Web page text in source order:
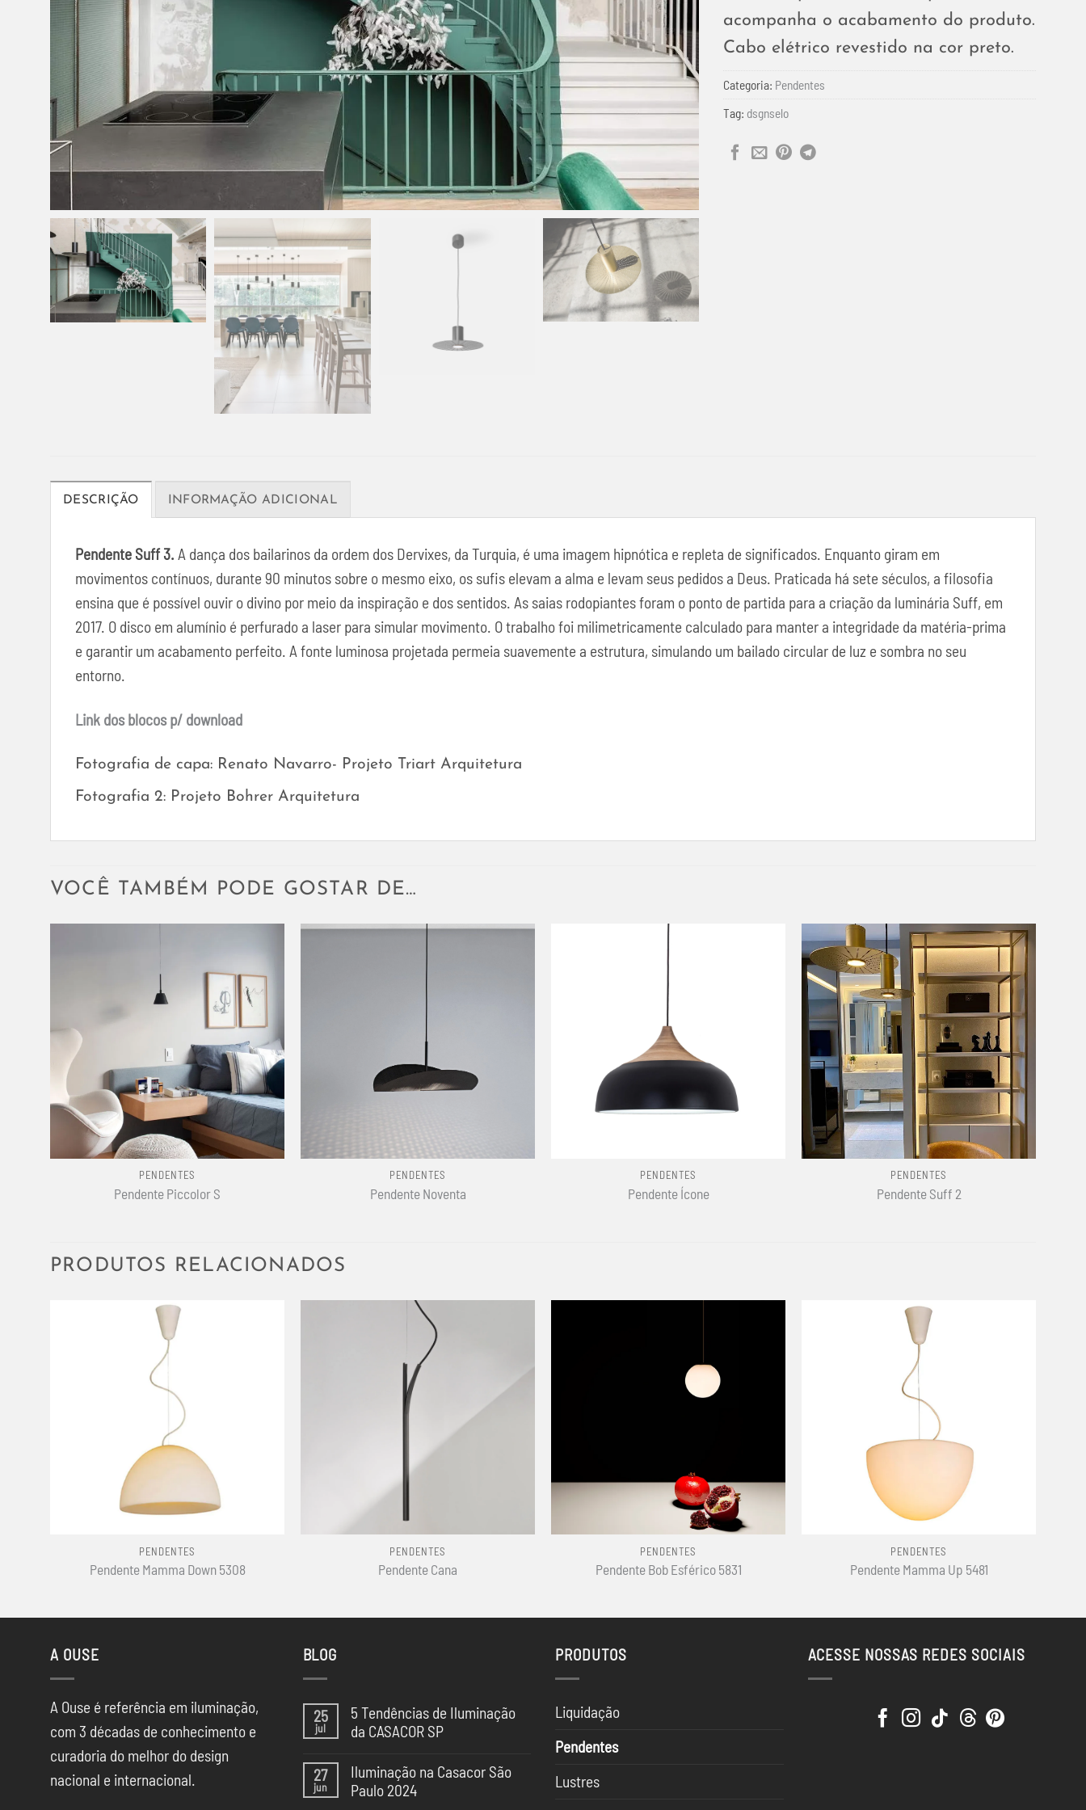
acompanha o acabamento do produto.
Cabo elétrico revestido na cor preto.
Categoria: Pendentes
Tag: dsgnselo
DESCRIÇÃO INFORMAÇÃO ADICIONAL
Pendente Suff 3. A dança dos bailarinos da ordem dos Dervixes, da Turquia, é uma imagem hipnótica e repleta de significados. Enquanto giram em
movimentos contínuos, durante 90 minutos sobre o mesmo eixo, os sufis elevam a alma e levam seus pedidos a Deus. Praticada há sete séculos, a filosofia
ensina que é possível ouvir o divino por meio da inspiração e dos sentidos. As saias rodopiantes foram o ponto de partida para a criação da luminária Suff, em
2017. O disco em alumínio é perfurado a laser para simular movimento. O trabalho foi milimetricamente calculado para manter a integridade da matéria-prima
e garantir um acabamento perfeito. A fonte luminosa projetada permeia suavemente a estrutura, simulando um bailado circular de luz e sombra no seu
entorno.
Link dos blocos p/ download
Fotografia de capa: Renato Navarro- Projeto Triart Arquitetura
Fotografia 2: Projeto Bohrer Arquitetura
VOCÊ TAMBÉM PODE GOSTAR DE…
PENDENTES
Pendente Piccolor S
PENDENTES
Pendente Noventa
PENDENTES
Pendente Ícone
+
PENDENTES
Pendente Suff 2
PRODUTOS RELACIONADOS
PENDENTES
Pendente Mamma Down 5308
PENDENTES
Pendente Cana
PENDENTES
Pendente Bob Esférico 5831
PENDENTES
Pendente Mamma Up 5481
A OUSE
A Ouse é referência em iluminação,
com 3 décadas de conhecimento e
curadoria do melhor do design
nacional e internacional.
BLOG
25
jul
5 Tendências de Iluminação
da CASACOR SP
comentário
em
5
27
jun
Iluminação na Casacor São
Paulo 2024
PRODUTOS
Liquidação
Pendentes
Lustres
ACESSE NOSSAS REDES SOCIAIS